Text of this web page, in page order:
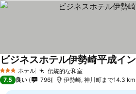
3 ホテルのランク
ホテル 伝統的な和室
ビジネスホテル伊勢崎平成イン
7.5 良い 796 伊勢崎, 神川町まで14.3 km